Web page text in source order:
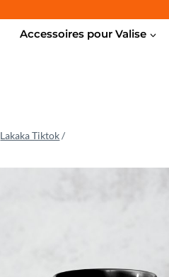
Accessoires pour Valise
Lakaka Tiktok /